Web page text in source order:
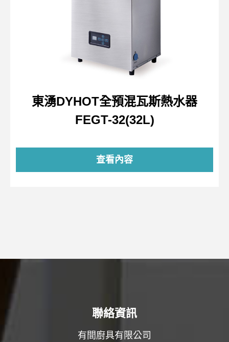
東湧DYHOT全預混瓦斯熱水器
FEGT-32(32L)
查看內容
聯絡資訊
有間廚具有限公司